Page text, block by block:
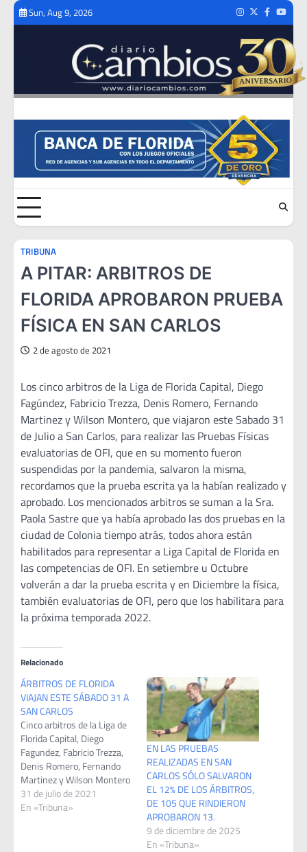
Skip
Sun, Aug 9, 2026 Instagram
TwitterFacebook
TRIBUNA
A PITAR: ARBITROS DE
FLORIDA APROBARON PRUEBA
FÍSICA EN SAN CARLOS
2 de agosto de 2021
Los cinco arbitros de la Liga de Florida Capital, Diego
Fagúndez, Fabricio Trezza, Denis Romero, Fernando
Martinez y Wilson Montero, que viajaron este Sabado 31
de Julio a San Carlos, para realizar las Pruebas Físicas
evaluatorias de OFI, que en su momento fueron
suspendidas por la pandemia, salvaron la misma,
recordamos que la prueba escrita ya la habían realizado y
aprobado. Los mencionados arbitros se suman a la Sra.
Paola Sastre que ya había aprobado las dos pruebas en la
ciudad de Colonia tiempo atrás, todos ahora están
habilitados para representar a Liga Capital de Florida en
las competencias de OFI. En setiembre u Octubre
volverán a dar la prueba escrita y en Diciembre la física,
también evaluatorias de OFI, pero que los habilitara para
la próxima temporada 2022.
Relacionado
ÁRBITROS DE FLORIDA
VIAJAN ESTE SÁBADO 31 A
SAN CARLOS
Cinco arbitros de la Liga de
Florida Capital, Diego
Fagundez, Fabricio Trezza,
Denis Romero, Fernando
Martinez y Wilson Montero
, viajan este Sabado 31 de
Julio a San Carlos, para
31 de julio de 2021
En «Tribuna»
EN LAS PRUEBAS
REALIZADAS EN SAN
CARLOS SÓLO SALVARON
EL 12% DE LOS ÁRBITROS,
DE 105 QUE RINDIERON
APROBARON 13.
9 de diciembre de 2025
En «Tribuna»